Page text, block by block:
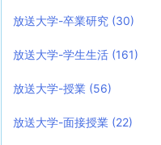
放送大学-卒業研究 (30)
放送大学-学生生活 (161)
放送大学-授業 (56)
放送大学-面接授業 (22)